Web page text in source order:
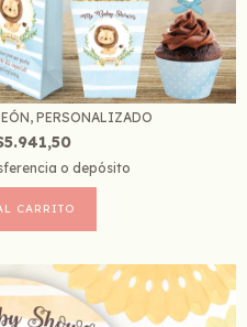
PERSONALIZADO
o depósito